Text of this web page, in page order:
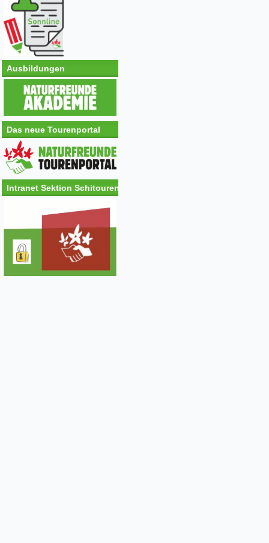
Ausbildungen
Das neue Tourenportal
Intranet Sektion Schitouren